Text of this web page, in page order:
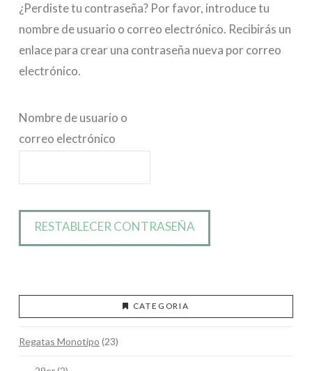
¿Perdiste tu contraseña? Por favor, introduce tu
nombre de usuario o correo electrónico. Recibirás un
enlace para crear una contraseña nueva por correo
electrónico.
Nombre de usuario o
correo electrónico
RESTABLECER CONTRASEÑA
CATEGORIA
Regatas Monotipo (23)